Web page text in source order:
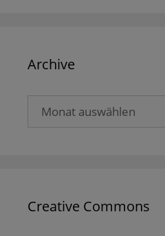
Archive
Creative Commons